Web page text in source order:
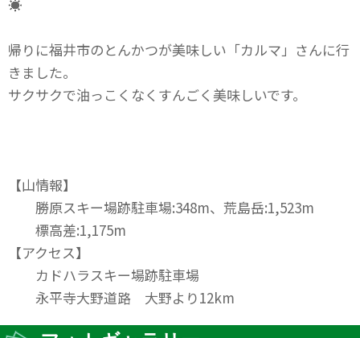
☀
帰りに福井市のとんかつが美味しい「カルマ」さんに行
きました。
サクサクで油っこくなくすんごく美味しいです。
【山情報】
勝原スキー場跡駐車場:348m、荒島岳:1,523m
標高差:1,175m
【アクセス】
カドハラスキー場跡駐車場
永平寺大野道路 大野より12km